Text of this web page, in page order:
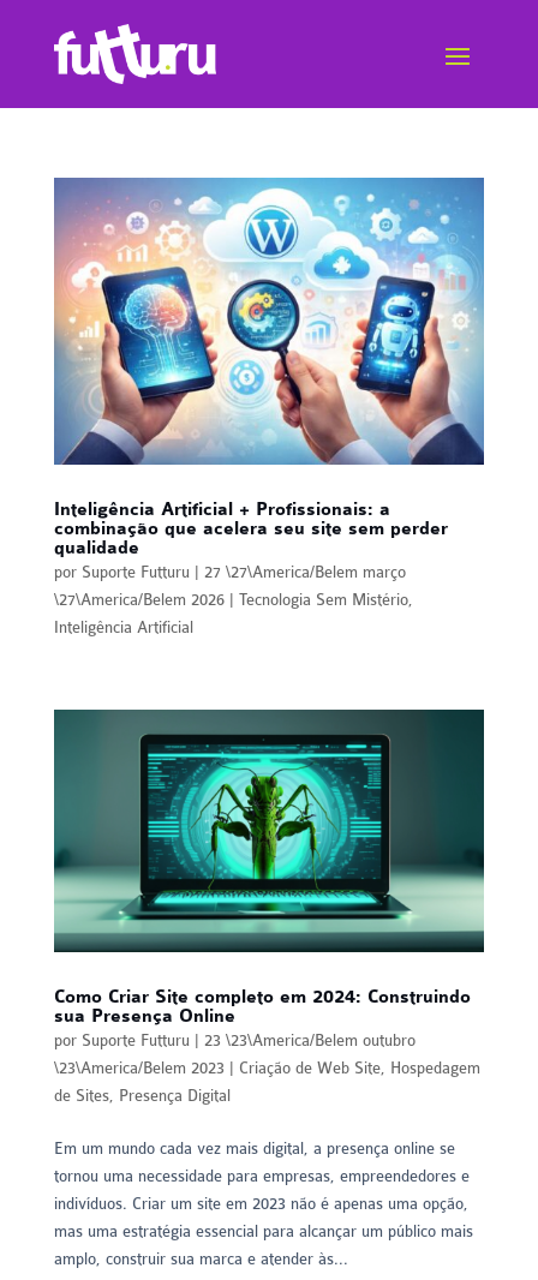
Inteligência Artificial + Profissionais: a
combinação que acelera seu site sem perder
qualidade
por Suporte Futturu
27 \27\America/Belem março
\27\America/Belem 2026| Tecnologia Sem Mistério,
Inteligência Artificial
Como Criar Site completo em 2024: Construindo
sua Presença Online
por Suporte Futturu | 23 \23\America/Belem outubro
\23\America/Belem 2023 | Criação de Web Site, Hospedagem
de Sites, Presença Digital
Em um mundo cada vez mais digital, a presença online se
tornou uma necessidade para empresas, empreendedores e
indivíduos. Criar um site em 2023 não é apenas uma opção,
mas uma estratégia essencial para alcançar um público mais
amplo, construir sua marca e atender às...